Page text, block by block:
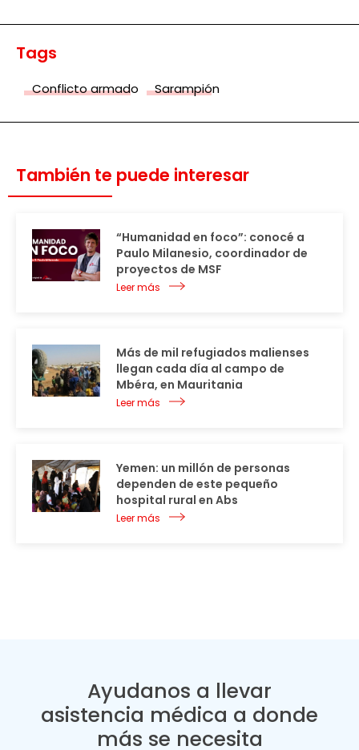
Tags
Conflicto armado Sarampión
También te puede interesar
“Humanidad en foco”: conocé a
Paulo Milanesio, coordinador de
proyectos de MSF
Leer más
Más de mil refugiados malienses
llegan cada día al campo de
Mbéra, en Mauritania
Leer más
Yemen: un millón de personas
dependen de este pequeño
hospital rural en Abs
Leer más
Ayudanos a llevar
asistencia médica a donde
más se necesita